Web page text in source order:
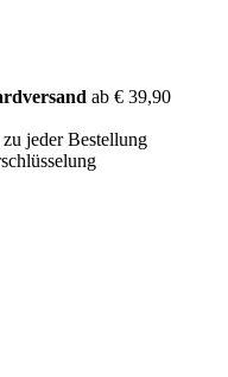
ab € 39,90
zu jeder Bestellung